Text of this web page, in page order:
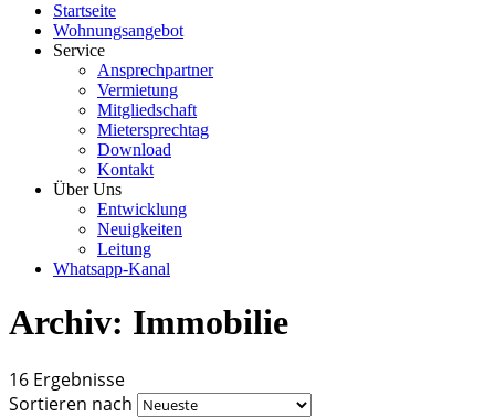
Startseite
Wohnungsangebot
Service
Ansprechpartner
Vermietung
Mitgliedschaft
Mietersprechtag
Download
Kontakt
Über Uns
Entwicklung
Neuigkeiten
Leitung
Whatsapp-Kanal
Archiv: Immobilie
16 Ergebnisse
Sortieren nach